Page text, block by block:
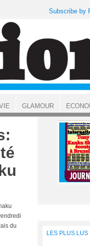
du
LES PLUS LUS
Subscribe by
GLAMOUR